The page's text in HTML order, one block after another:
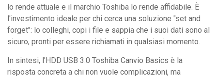
lo rende attuale e il marchio Toshiba lo rende affidabile. È
l'investimento ideale per chi cerca una soluzione "set and
forget": lo colleghi, copi i file e sappia che i suoi dati sono al
sicuro, pronti per essere richiamati in qualsiasi momento.
In sintesi, l'HDD USB 3.0 Toshiba Canvio Basics è la
risposta concreta a chi non vuole complicazioni, ma